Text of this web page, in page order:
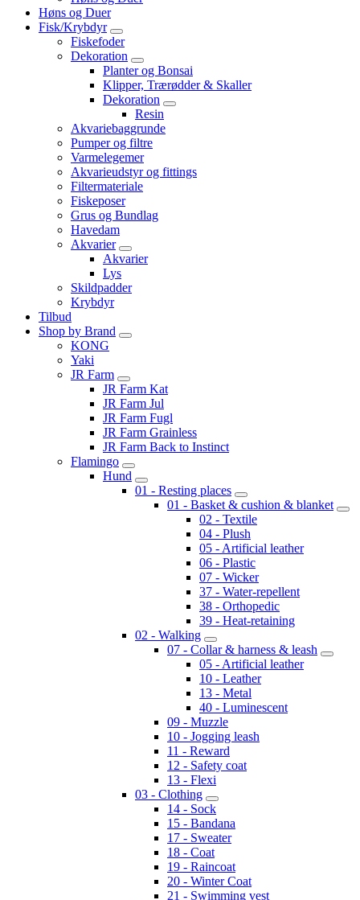
Høns og Duer
Fisk/Krybdyr
Fiskefoder
Dekoration
Planter og Bonsai
Klipper, Trærødder & Skaller
Dekoration
Resin
Akvariebaggrunde
Pumper og filtre
Varmelegemer
Akvarieudstyr og fittings
Filtermateriale
Fiskeposer
Grus og Bundlag
Havedam
Akvarier
Akvarier
Lys
Skildpadder
Krybdyr
Tilbud
Shop by Brand
KONG
Yaki
JR Farm
JR Farm Kat
JR Farm Jul
JR Farm Fugl
JR Farm Grainless
JR Farm Back to Instinct
Flamingo
Hund
01 - Resting places
01 - Basket & cushion & blanket
02 - Textile
04 - Plush
05 - Artificial leather
06 - Plastic
07 - Wicker
37 - Water-repellent
38 - Orthopedic
39 - Heat-retaining
02 - Walking
07 - Collar & harness & leash
05 - Artificial leather
10 - Leather
13 - Metal
40 - Luminescent
09 - Muzzle
10 - Jogging leash
11 - Reward
12 - Safety coat
13 - Flexi
03 - Clothing
14 - Sock
15 - Bandana
17 - Sweater
18 - Coat
19 - Raincoat
20 - Winter Coat
21 - Swimming vest